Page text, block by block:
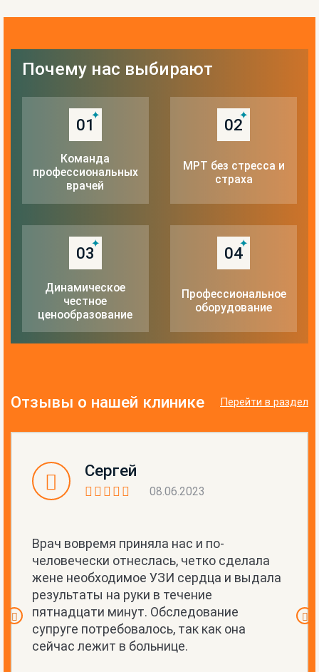
Почему нас выбирают
01
Команда
профессиональных
врачей
02
МРТ без стресса и
страха
03
Динамическое
честное
ценообразование
04
Профессиональное
оборудование
Отзывы о нашей клинике Перейти в раздел
Сергей
08.06.2023
Врач вовремя приняла нас и по-
человечески отнеслась, четко сделала
жене необходимое УЗИ сердца и выдала
результаты на руки в течение
пятнадцати минут. Обследование
супруге потребовалось, так как она
сейчас лежит в больнице.